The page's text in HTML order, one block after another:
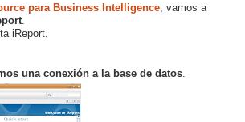
para Business Intelligence , vamos a
iReport.
una conexión a la base de datos